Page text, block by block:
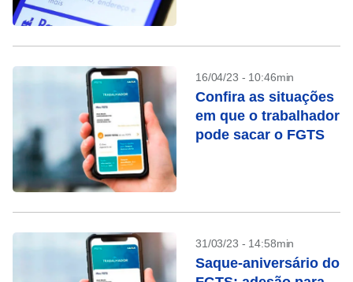
16/04/23 - 10:46min
Confira as situações
em que o trabalhador
pode sacar o FGTS
31/03/23 - 14:58min
Saque-aniversário do